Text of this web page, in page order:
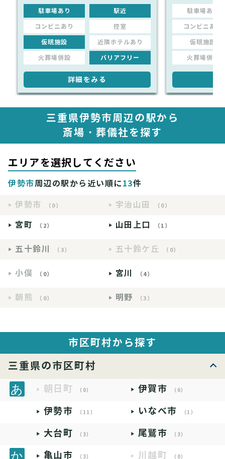
駐車場あり 駅近
コンビニあり 控室
仮眠施設 近隣ホテルあり
火葬場併設 バリアフリー
詳細をみる
駐車場あり
コンビニあり
仮眠施設
火葬場併設
三重県伊勢市周辺の駅から
斎場・葬儀社を探す
エリアを選択してください
伊勢市周辺の駅から近い順に13件
伊勢市
（0） 宇治山田 （0）
宮町 （2） 山田上口 （1）
五十鈴川 （3） 五十鈴ケ丘 （0）
小俣 （0） 宮川 （4）
朝熊 （0） 明野 （3）
市区町村から探す
三重県の市区町村
朝日町 （0） 伊賀市 （6）
伊勢市 （11） いなべ市 （1）
大台町 （3） 尾鷲市 （3）
亀山市 （3） 川越町 （0）